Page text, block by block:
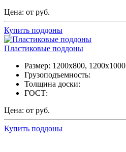
Цена: от руб.
Купить поддоны
Пластиковые поддоны
Размер: 1200х800, 1200х1000
Грузоподъемность:
Толщина доски:
ГОСТ:
Цена: от руб.
Купить поддоны